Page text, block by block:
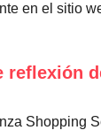
en el sitio
reflexión
Shopping